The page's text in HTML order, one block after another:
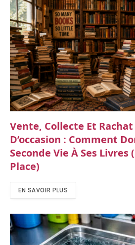
Vente, Collecte Et
D’occasion : Comment
Seconde Vie À Ses Livres
Place)
EN SAVOIR PLUS